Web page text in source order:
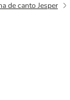
de canto Jesper